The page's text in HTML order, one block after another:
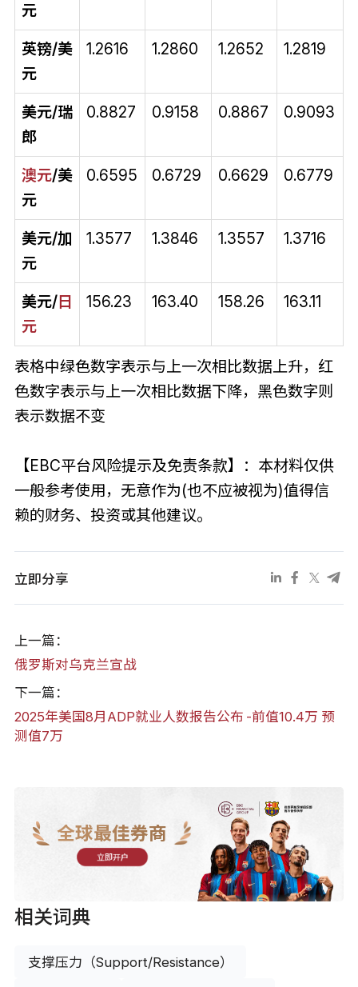
元
英镑/美
元
1.2616 1.2860 1.2652 1.2819
美元/瑞
郎
0.8827 0.9158 0.8867 0.9093
澳元/美
元
0.6595 0.6729 0.6629 0.6779
美元/加
元
1.3577 1.3846 1.3557 1.3716
美元/日
元
156.23 163.40 158.26 163.11
表格中绿色数字表示与上一次相比数据上升，红
色数字表示与上一次相比数据下降，黑色数字则
表示数据不变
【EBC平台风险提示及免责条款】：本材料仅供
一般参考使用，无意作为(也不应被视为)值得信
赖的财务、投资或其他建议。
立即分享
上一篇：
俄罗斯对乌克兰宣战
下一篇：
2025年美国8月ADP就业人数报告公布 -前值10.4万 预
测值7万
全球最佳券商
立即开户
相关词典
支撑压力（Support/Resistance）